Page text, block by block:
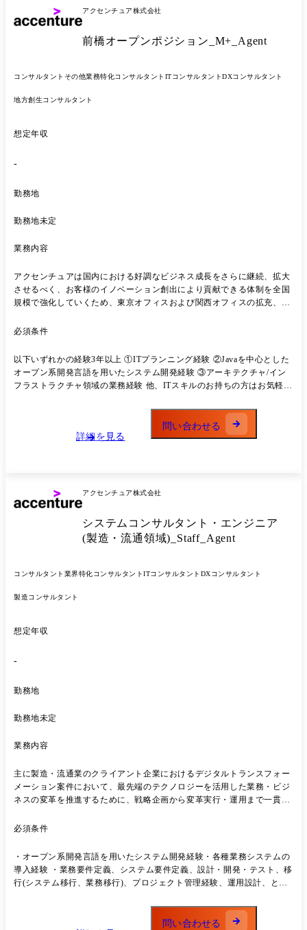
き、その道筋の変更をコントロールする極めて高い思考技術と強いリー
ダーシップ、また必要な人材巻き込んでいけるセンスが必要です。 知識
としてのテクノロジー先鋭性 当チームは最新のテクノロジーを使って企
対する知見をより高いレベルで求められます。キャリアの中でIT・OT・
デジタルに携わった方は、よりその能力を生かしやすいです。また、そ
ル対応の次世代サプライチェーン構築 ・ 銀行業における米・欧・亜3極
クスによるプラント構築コストダウン ・ 開発CADデータのデジタルマ
アクセンチュア株式会社
前橋オープンポジション_M+_Agent
コンサルタント その他業務特化コンサルタント ITコンサルタントDXコンサルタント
地方創生コンサルタント
想定年収
-
勤務地
勤務地未定
業務内容
アクセンチュアは国内における好調なビジネス成長をさらに継続、拡大
させるべく、お客様のイノベーション創出により貢献できる体制を全国
規模で強化していくため、東京オフィスおよび関西オフィスの拡充、そ
ア・アドバンスト・テクノロジーセンター前橋では、デジタル・トラン
橋から国内外のお客様に提供します。 特に全国規模の小売業創業の地と
しての群馬は、国内外の知見を集積した小売業向けITサービスおよび金
融業向けモダナイゼーション拠点を目指しています。 自治体や県内企業
ョップなどを通して「日本最先端デジタル県」を目指す群馬県を支援し
本体のひとつの拠点であり、大都市圏(東京・関西)の下請けではなく、
義、設計、構築、テスト、開発、保守、運用だけでなく、クラウドシフ
トの効果を最大化するために、アプリケーション・インフラおよびセキ
ュリティの垣根を超え、統合的なITサービスの計画・設計・構築・移行
およびその後の運営を実現します。 ①コンサルティング ・デジタルト
アーキテクチャ・ソリューションのデザイン ・デジタルトランスフォー
導入～定着化) ・グローバルプロジェクトのマネジメント。テスト・移
義者、アプリケーション設計者、アプリケーションデベロッパ― ・保
必須条件
以下いずれかの経験3年以上 ①ITプランニング経験 ②Javaを中心とした
オープン系開発言語を用いたシステム開発経験 ③アーキテクチャ/イン
フラストラクチャ領域の業務経験 他、ITスキルのお持ちの方はお気軽に
詳細を見る
問い合わせる
アクセンチュア株式会社
システムコンサルタント・エンジニア
(製造・流通領域)_Staff_Agent
コンサルタント 業界特化コンサルタントITコンサルタント DXコンサルタント
製造コンサルタント
想定年収
-
勤務地
勤務地未定
業務内容
主に製造・流通業のクライアント企業におけるデジタルトランスフォー
メーション案件において、最先端のテクノロジーを活用した業務・ビジ
ネスの変革を推進するために、戦略企画から変革実行・運用まで一貫し
JIRA/Confluence ・Teams/Slack ●技術スタック ・製品ソリューショ
ラ:Infrastructure as Code, API Management ・その他:AI(自然言語処理/画
像処理/音声処理/機械学習・深層学習), Blockchain
必須条件
・オープン系開発言語を用いたシステム開発経験・各種業務システムの
導入経験 ・業務要件定義、システム要件定義、設計・開発・テスト、移
行(システム移行、業務移行)、プロジェクト管理経験、運用設計、とい
程の経験 ※日本語の履歴書・職務経歴書を準備ください。
問い合わせる